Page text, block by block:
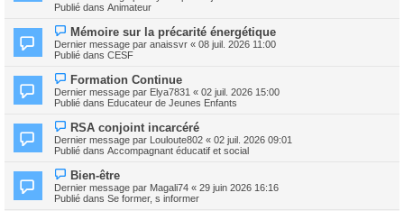
s
s
a
g
e
e
u
m
e
s
a
g
e
Publié dans Animateur
N
o
u
v
a
u
m
s
s
a
e
Mémoire sur la précarité énergétique
Dernier message par anaissvr « 08 juil. 2026 11:00
Publié dans CESF
N
o
u
v
a
u
m
s
s
a
Formation Continue
Dernier message par Elya7831 « 02 juil. 2026 15:00
Publié dans Educateur de Jeunes Enfants
N
o
u
v
a
u
m
RSA conjoint incarcéré
Dernier message par Louloute802 « 02 juil. 2026 09:01
Publié dans Accompagnant éducatif et social
N
o
u
v
Bien-être
Dernier message par Magali74 « 29 juin 2026 16:16
Publié dans Se former, s informer